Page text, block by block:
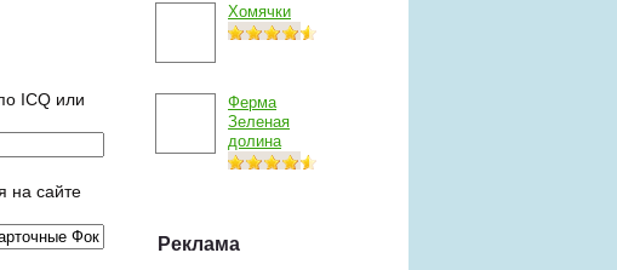
ICQ или
на сайте
Хомячки
Ферма
Зеленая
долина
Реклама